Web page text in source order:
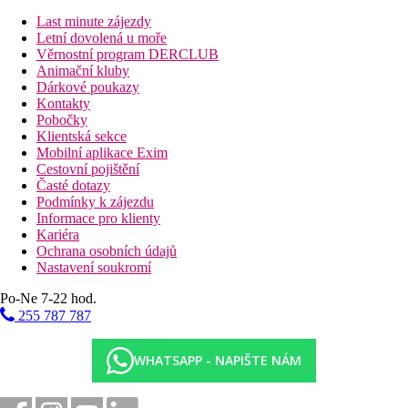
Internet
WiFi v areálu hotelu zdarma.
Web
The Spa - Royal Palm Resort & Spa
Oficiální kategorie
4*
Pláž
Hotel přímo u pláže
Plážová dovolená
Fotogalerie
Last minute zájezdy
Letní dovolená u moře
Věrnostní program DERCLUB
Animační kluby
Dárkové poukazy
Kontakty
Pobočky
Klientská sekce
Mobilní aplikace Exim
Cestovní pojištění
Časté dotazy
Podmínky k zájezdu
Informace pro klienty
Kariéra
Ochrana osobních údajů
Nastavení soukromí
Po-Ne 7-22 hod.
255 787 787
WHATSAPP - NAPIŠTE NÁM